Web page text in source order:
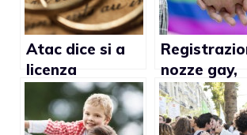
Atac dice si a
licenza
matrimoniale
per gay
nozze gay,
comuni
lo Stato